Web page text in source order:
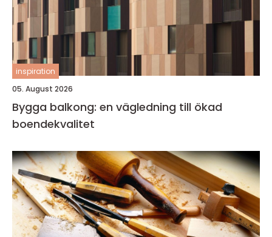
inspiration
05. August 2026
Bygga balkong: en vägledning till ökad
boendekvalitet